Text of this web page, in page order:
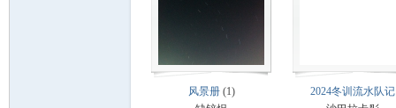
风景册(1)
2024冬训流水队记